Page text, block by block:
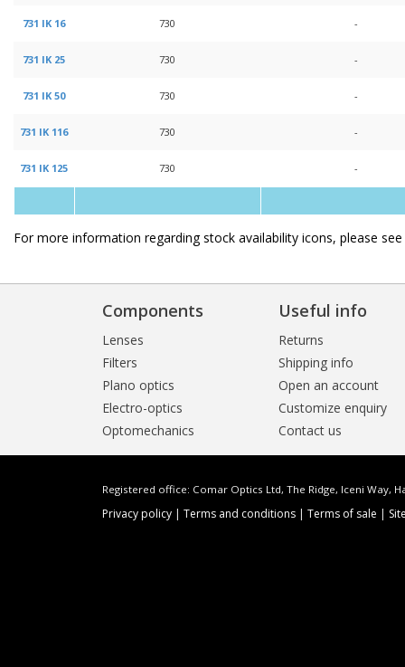
731 IK 16 730 -
731 IK 25 730 -
731 IK 50 730 -
731 IK 116 730 -
731 IK 125 730 -
For more information regarding stock availability icons, please see
Components
Lenses
Filters
Plano optics
Electro-optics
Optomechanics
Useful info
Returns
Shipping info
Open an account
Customize enquiry
Contact us
Registered office: Comar Optics Ltd, The Ridge, Iceni Way,
Privacy policy| Terms and conditions| Terms of sale |